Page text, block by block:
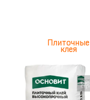
Плиточные
клея